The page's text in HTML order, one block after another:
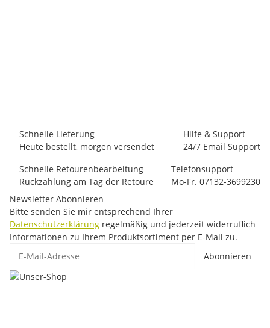
Schnelle Lieferung
Heute bestellt, morgen versendet
Hilfe & Support
24/7 Email Support
Schnelle Retourenbearbeitung
Rückzahlung am Tag der Retoure
Telefonsupport
Mo-Fr. 07132-3699230
Newsletter Abonnieren
Bitte senden Sie mir entsprechend Ihrer
Datenschutzerklärung regelmäßig und jederzeit widerruflich
Informationen zu Ihrem Produktsortiment per E-Mail zu.
Abonnieren